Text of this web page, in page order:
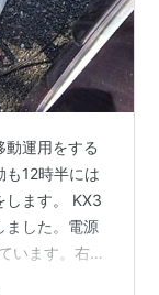
動運用をする
も12時半には
します。 KX3
ました。電源
います。右側